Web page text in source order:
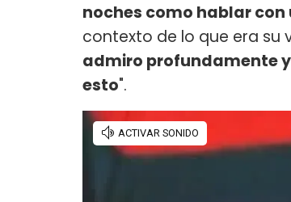
noches como hablar
contexto de lo que era su
admiro profundamente
esto".